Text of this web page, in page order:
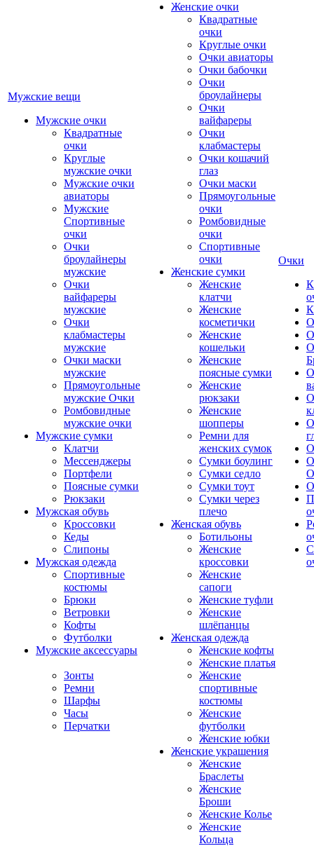
Мужские вещи
Мужские очки
Квадратные
очки
Круглые
мужские очки
Мужские очки
авиаторы
Мужские
Спортивные
очки
Очки
броулайнеры
мужские
Очки
вайфареры
мужские
Очки
клабмастеры
мужские
Очки маски
мужские
Прямоугольные
мужские Очки
Ромбовидные
мужские очки
Мужские сумки
Клатчи
Мессенджеры
Портфели
Поясные сумки
Рюкзаки
Мужская обувь
Кроссовки
Кеды
Слипоны
Мужская одежда
Спортивные
костюмы
Брюки
Ветровки
Кофты
Футболки
Мужские аксессуары
Зонты
Ремни
Шарфы
Часы
Перчатки
Женские очки
Квадратные
очки
Круглые очки
Очки авиаторы
Очки бабочки
Очки
броулайнеры
Очки
вайфареры
Очки
клабмастеры
Очки кошачий
глаз
Очки маски
Прямоугольные
очки
Ромбовидные
очки
Спортивные
очки
Женские сумки
Женские
клатчи
Женские
косметички
Женские
кошельки
Женские
поясные сумки
Женские
рюкзаки
Женские
шопперы
Ремни для
женских сумок
Сумки боулинг
Сумки седло
Сумки тоут
Сумки через
плечо
Женская обувь
Ботильоны
Женские
кроссовки
Женские
сапоги
Женские туфли
Женские
шлёпанцы
Женская одежда
Женские кофты
Женские платья
Женские
спортивные
костюмы
Женские
футболки
Женские юбки
Женские украшения
Женские
Браслеты
Женские
Броши
Женские Колье
Женские
Кольца
Очки